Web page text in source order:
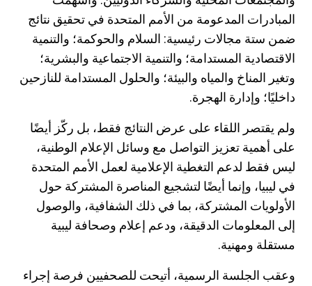
المبادرات المدعومة من الأمم المتحدة في تحقيق نتائج
ضمن ستة مجالات رئيسية: السلام والحوكمة؛ والتنمية
الاقتصادية المستدامة؛ والتنمية الاجتماعية والبشرية؛
وتغير المناخ والمياه والبيئة؛ والحلول المستدامة للنازحين
داخليًا؛ وإدارة الهجرة.
ولم يقتصر اللقاء على عرض النتائج فقط، بل ركّز أيضًا
على أهمية تعزيز التواصل مع وسائل الإعلام الوطنية،
ليس فقط لدعم التغطية الإعلامية لعمل الأمم المتحدة
في ليبيا، وإنما أيضًا لتشجيع المناصرة المشتركة حول
الأولويات المشتركة، بما في ذلك الشفافية، والوصول
إلى المعلومات الدقيقة، ودعم إعلام وصحافة ليبية
مستقلة ومهنية.
وعقب الجلسة الرسمية، أتيحت للصحفيين فرصة إجراء